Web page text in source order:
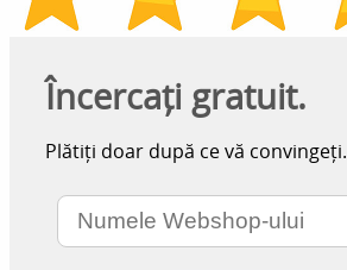
Încercați gratuit.
Plătiți doar după ce vă convingeți.